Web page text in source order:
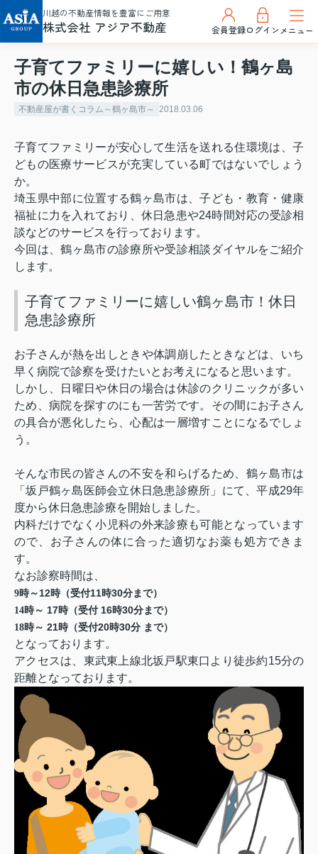
川越の不動産情報を豊富にご用意
株式会社 アジア不動産 会員登録ログインメニュー
子育てファミリーに嬉しい！鶴ヶ島
市の休日急患診療所
不動産屋が書くコラム～鶴ヶ島市～ 2018.03.06
子育てファミリーが安心して生活を送れる住環境は、子
どもの医療サービスが充実している町ではないでしょう
か。
埼玉県中部に位置する鶴ヶ島市は、子ども・教育・健康
福祉に力を入れており、休日急患や24時間対応の受診相
談などのサービスを行っております。
今回は、鶴ヶ島市の診療所や受診相談ダイヤルをご紹介
します。
子育てファミリーに嬉しい鶴ヶ島市！休日
急患診療所
お子さんが熱を出しときや体調崩したときなどは、いち
早く病院で診察を受けたいとお考えになると思います。
しかし、日曜日や休日の場合は休診のクリニックが多い
ため、病院を探すのにも一苦労です。その間にお子さん
の具合が悪化したら、心配は一層増すことになるでしょ
う。
そんな市民の皆さんの不安を和らげるため、鶴ヶ島市は
「坂戸鶴ヶ島医師会立休日急患診療所」にて、平成29年
度から休日急患診療を開始しました。
内科だけでなく小児科の外来診療も可能となっています
ので、お子さんの体に合った適切なお薬も処方できま
す。
なお診察時間は、
9時～ 12時（受付11時30分まで）
14時～ 17時（受付16時30分まで）
18時～ 21時（受付20時30分 まで）
となっております。
アクセスは、東武東上線北坂戸駅東口より徒歩約15分の
距離となっております。